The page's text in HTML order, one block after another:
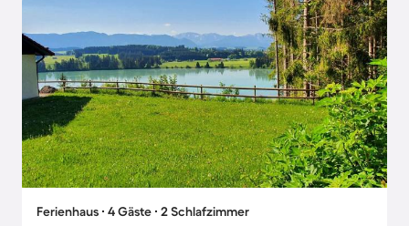
Ferienhaus ∙ 4 Gäste ∙ 2 Schlafzimmer